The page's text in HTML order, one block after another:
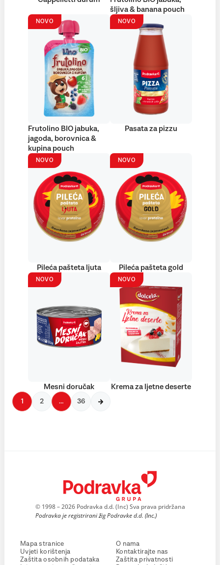
šljiva & banana pouch
NOVO
Frutolino BIO jabuka,
jagoda, borovnica &
kupina pouch
NOVO
Pasata za pizzu
NOVO
Pileća pašteta ljuta
NOVO
Pileća pašteta gold
NOVO
Mesni doručak
NOVO
Krema za ljetne deserte
1 2 … 36
© 1998 – 2026 Podravka d.d. (Inc) Sva prava pridržana
Podravka je registrirani žig Podravke d.d. (Inc.)
Mapa stranice
Uvjeti korištenja
Zaštita osobnih podataka
O nama
Kontaktirajte nas
Zaštita privatnosti